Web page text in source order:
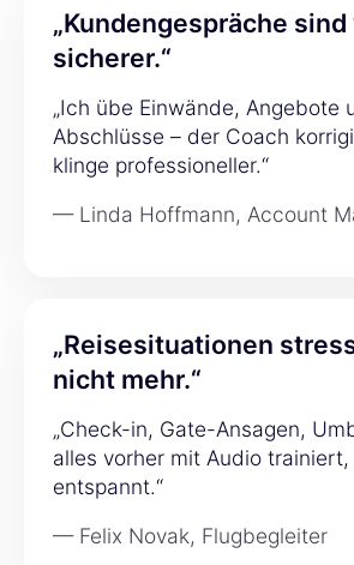
„Kundengespräche sind
sicherer.“
„Ich übe Einwände, Angebote
Abschlüsse – der Coach
klinge professioneller.“
— Linda Hoffmann, Account
„Reisesituationen
nicht mehr.“
„Check-in, Gate-Ansagen,
alles vorher mit Audio
entspannt.“
— Felix Novak, Flugbegleiter